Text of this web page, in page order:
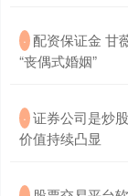
· 配资保证金 甘
“丧偶式婚姻”
· 证券公司是炒
价值持续凸显